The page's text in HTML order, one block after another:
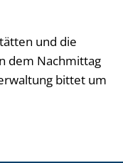
und die
dem Nachmittag
bittet um